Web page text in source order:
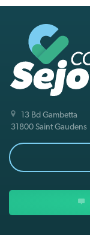
13 Bd Gambetta
31800 Saint Gaudens